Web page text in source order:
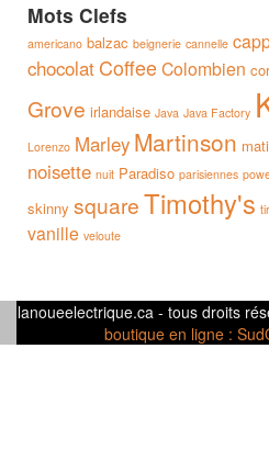
Mots Clefs
americano balzac beignerie cannelle
chocolat Coffee Colombien
Grove irlandaise Java Java Factory
Lorenzo Marley Martinson
noisette nuit Paradiso parisiennes
skinny squareTimothy's
vanille veloute
lanoueelectrique.ca - tous droits
boutique en ligne :